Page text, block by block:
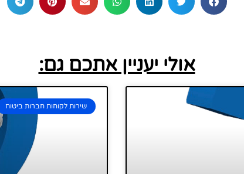
אולי יעניין אתכם גם:
שירות לקוחות חברות ביטוח